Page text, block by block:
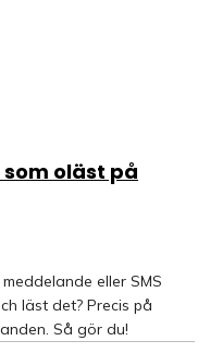
oläst på
eller SMS
läst det? Precis på
Så gör du!